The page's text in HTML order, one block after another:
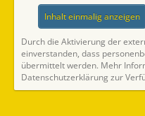
Inhalt einmalig anzeigen
Durch die Aktivierung der
einverstanden, dass
übermittelt werden. Mehr
Datenschutzerklärung zur